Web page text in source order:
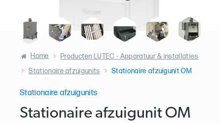
Home
Producten LUTEC - Apparatuur & installaties
Stationaire afzuigunits
Stationaire afzuigunit OM
Stationaire afzuigunits
Stationaire afzuigunit OM